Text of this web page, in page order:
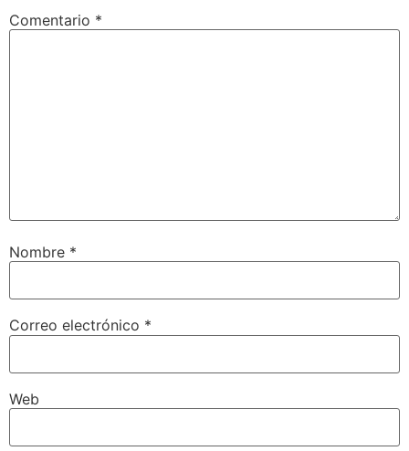
Comentario *
Nombre *
Correo electrónico *
Web